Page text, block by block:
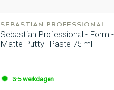
SEBASTIAN PROFESSIONAL
Sebastian Professional - Form -
Matte Putty | Paste 75 ml
3-5 werkdagen